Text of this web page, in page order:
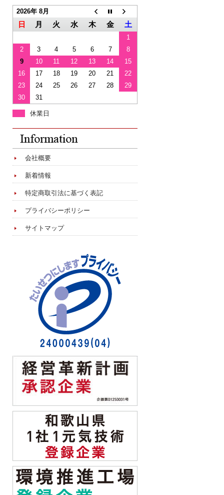
2026年 8月
日 月 火 水 木 金 土
1
2
3 4 5 6 7
8
9
10 11 12 13 14
15
16
17 18 19 20 21
22
23
24 25 26 27 28
29
30
31
休業日
会社概要
新着情報
特定商取引法に基づく表記
プライバシーポリシー
サイトマップ